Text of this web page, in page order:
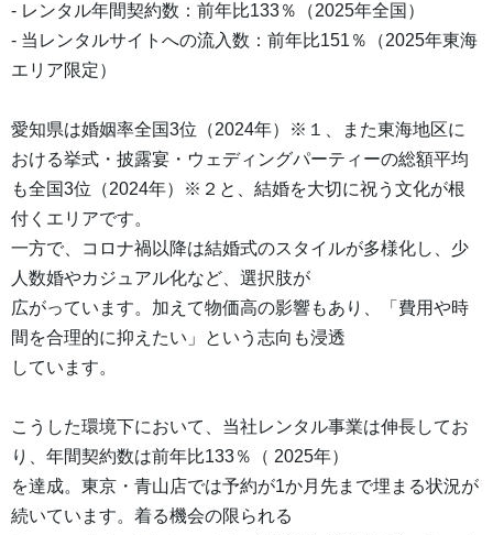
- レンタル年間契約数：前年比133％（2025年全国）
- 当レンタルサイトへの流入数：前年比151％（2025年東海
エリア限定）
愛知県は婚姻率全国3位（2024年）※１、また東海地区に
おける挙式・披露宴・ウェディングパーティーの総額平均
も全国3位（2024年）※２と、結婚を大切に祝う文化が根
付くエリアです。
一方で、コロナ禍以降は結婚式のスタイルが多様化し、少
人数婚やカジュアル化など、選択肢が
広がっています。加えて物価高の影響もあり、「費用や時
間を合理的に抑えたい」という志向も浸透
しています。
こうした環境下において、当社レンタル事業は伸長してお
り、年間契約数は前年比133％（ 2025年）
を達成。東京・青山店では予約が1か月先まで埋まる状況が
続いています。着る機会の限られる